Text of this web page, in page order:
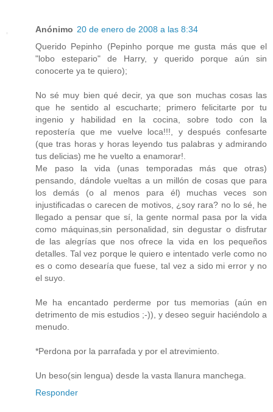
Anónimo 20 de enero de 2008 a las 8:34
Querido Pepinho (Pepinho porque me gusta más que el
"lobo estepario" de Harry, y querido porque aún sin
conocerte ya te quiero);
No sé muy bien qué decir, ya que son muchas cosas las
que he sentido al escucharte; primero felicitarte por tu
ingenio y habilidad en la cocina, sobre todo con la
repostería que me vuelve loca!!!, y después confesarte
(que tras horas y horas leyendo tus palabras y admirando
tus delicias) me he vuelto a enamorar!.
Me paso la vida (unas temporadas más que otras)
pensando, dándole vueltas a un millón de cosas que para
los demás (o al menos para él) muchas veces son
injustificadas o carecen de motivos, ¿soy rara? no lo sé, he
llegado a pensar que sí, la gente normal pasa por la vida
como máquinas,sin personalidad, sin degustar o disfrutar
de las alegrías que nos ofrece la vida en los pequeños
detalles. Tal vez porque le quiero e intentado verle como no
es o como desearía que fuese, tal vez a sido mi error y no
el suyo.
Me ha encantado perderme por tus memorias (aún en
detrimento de mis estudios ;-)), y deseo seguir haciéndolo a
menudo.
*Perdona por la parrafada y por el atrevimiento.
Un beso(sin lengua) desde la vasta llanura manchega.
Responder